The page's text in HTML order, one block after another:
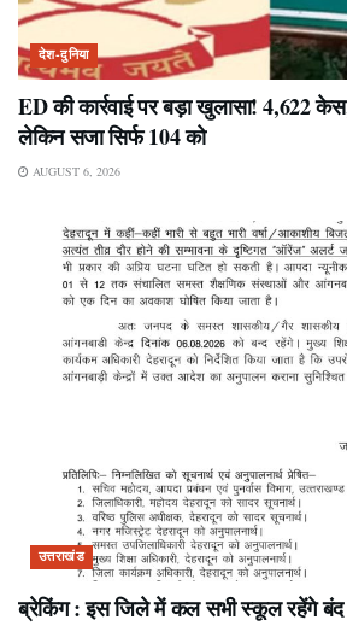
देश-दुनिया
ED की कार्रवाई पर बड़ा खुलासा! 4,622
लेकिन सजा सिर्फ 104 को
AUGUST 6, 2026
उत्तराखंड
ब्रेकिंग : इस जिले में कल सभी स्कूल रहेंगे बंद